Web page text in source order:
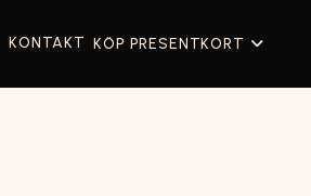
KONTAKT KÖP PRESENTKORT